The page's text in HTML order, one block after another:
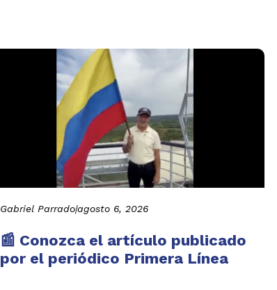
Gabriel Parrado|agosto 6, 2026
📰 Conozca el artículo publicado
por el periódico Primera Línea